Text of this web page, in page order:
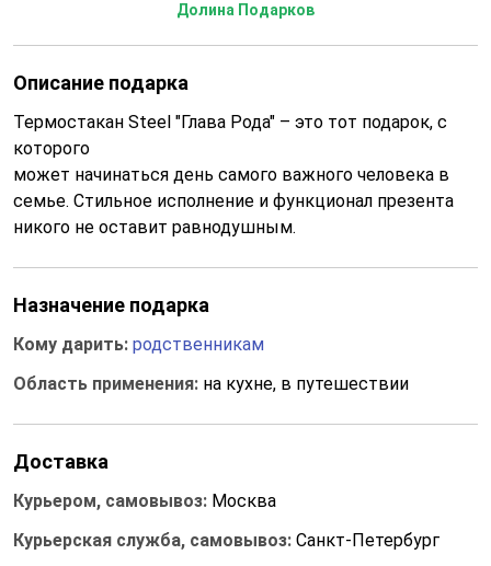
Долина Подарков
Описание подарка
Термостакан Steel "Глава Рода" – это тот подарок, с
которого
может начинаться день самого важного человека в
семье. Стильное исполнение и функционал презента
никого не оставит равнодушным.
Назначение подарка
Кому дарить: родственникам
Область применения: на кухне, в путешествии
Доставка
Курьером, самовывоз: Москва
Курьерская служба, самовывоз: Санкт-Петербург